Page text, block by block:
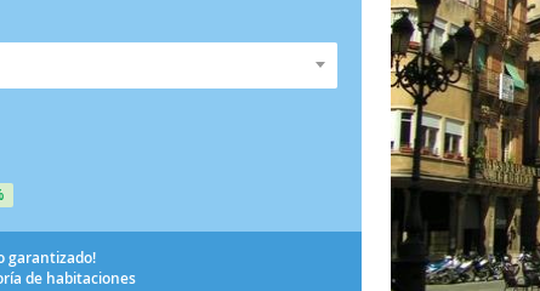
garantizado!
de habitaciones